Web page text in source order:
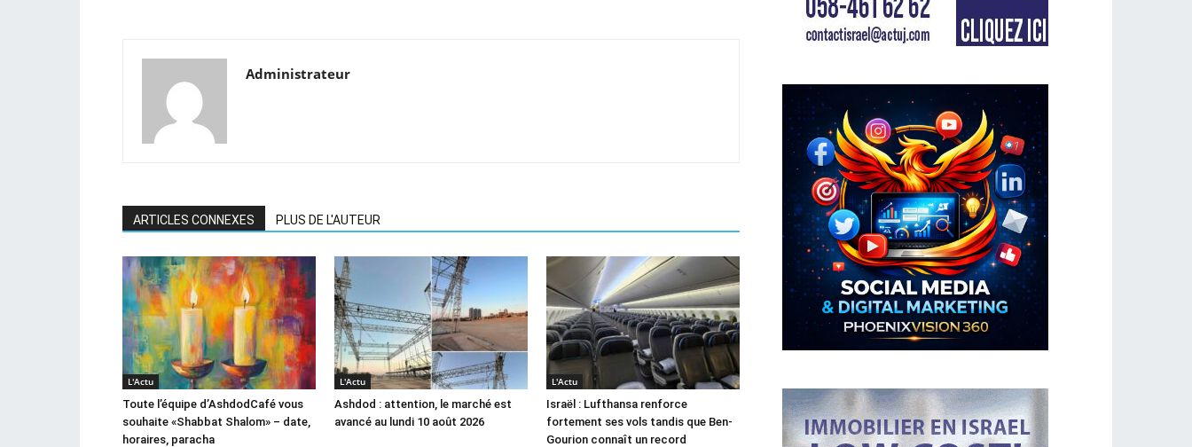
Administrateur
ARTICLES CONNEXES PLUS DE L'AUTEUR
L'Actu
Toute l’équipe d’AshdodCafé vous
souhaite «Shabbat Shalom» – date,
horaires, paracha
L'Actu
Ashdod : attention, le marché est
avancé au lundi 10 août 2026
L'Actu
Israël : Lufthansa renforce
fortement ses vols tandis que Ben-
Gourion connaît un record